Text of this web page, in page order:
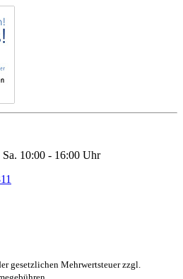
10:00 - 16:00 Uhr
gesetzlichen Mehrwertsteuer zzgl.